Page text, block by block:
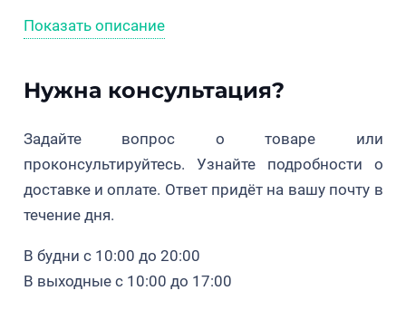
Скандинавии и Северной Европе.
Сорт Коралл был выведен голландскими
селекционерами в 1969 году. Специалистам
удалось создать разновидность культуры,
которая идеально подходит для выращивания
на промышленных плантациях и приусадебных
участках. В 1976 году сорт был награжден
присуждаемой Королевским обществом
садоводов по результатам испытаний новых
Показать описание
Нужна консультация?
Задайте вопрос о товаре или
проконсультируйтесь. Узнайте подробности о
доставке и оплате. Ответ придёт на вашу почту в
течение дня.
В будни с 10:00 до 20:00
В выходные с 10:00 до 17:00